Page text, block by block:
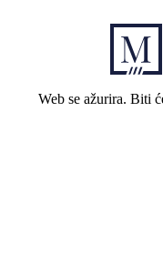
Web se ažurira. Biti